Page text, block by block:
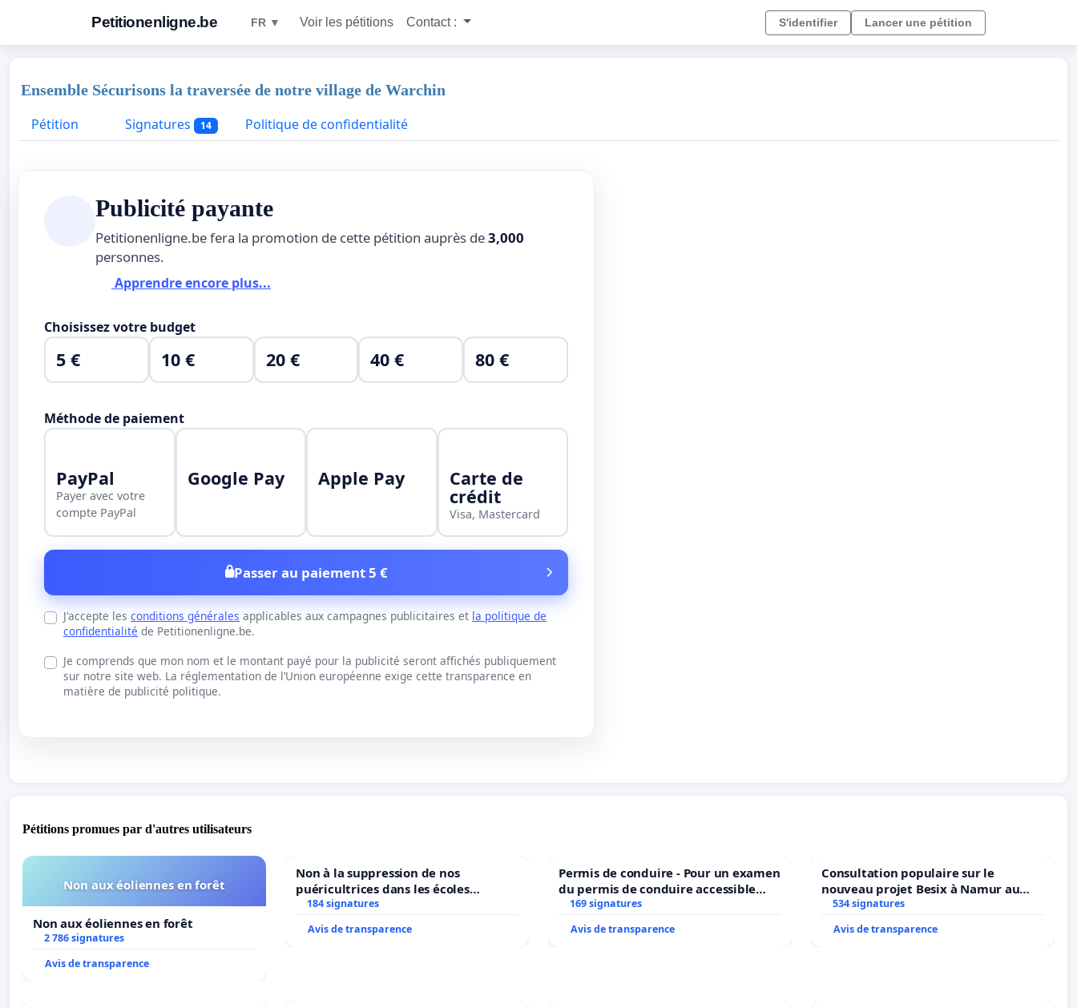
Petitionenligne.be FR ▼ Voir les pétitions Contact : S'identifier Lancer une pétition
Ensemble Sécurisons la traversée de notre village de Warchin
Pétition
Signatures 14 Politique de confidentialité
Publicité payante
Petitionenligne.be fera la promotion de cette pétition auprès de3,000
personnes.
Apprendre encore plus...
Choisissez votre budget
5 € 10 € 20 € 40 € 80 €
Méthode de paiement
PayPal
Payer avec votre
compte PayPal
Google Pay Apple Pay Carte de
crédit
Visa, Mastercard
Passer au paiement 5 €
J'accepte les conditions générales applicables aux campagnes publicitaires et la politique de
confidentialité de Petitionenligne.be.
Je comprends que mon nom et le montant payé pour la publicité seront affichés publiquement
sur notre site web. La réglementation de l’Union européenne exige cette transparence en
matière de publicité politique.
Pétitions promues par d'autres utilisateurs
Non aux éoliennes en forêt
Non aux éoliennes en forêt
2 786 signatures
Avis de transparence
Non à la suppression de nos
puéricultrices dans les écoles
communale de Flémalle !
184 signatures
Avis de transparence
Permis de conduire - Pour un examen
du permis de conduire accessible
dans plusieurs langues à Bruxelles
169 signatures
Avis de transparence
Consultation populaire sur le
nouveau projet Besix à Namur au
Parc Léopold ?
534 signatures
Avis de transparence